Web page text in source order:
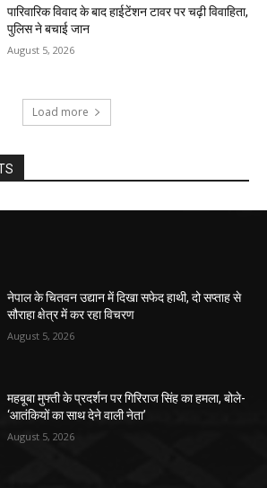
पारिवारिक विवाद के बाद हाईटेंशन टावर पर चढ़ी विवाहिता,
पुलिस ने बचाई जान
August 5, 2026
Load more
नेपाल के चितवन उद्यान में दिखा सफेद हाथी, दो सप्ताह से
सौराहा क्षेत्र में कर रहा विचरण
August 5, 2026
महबूबा मुफ्ती के प्रदर्शन पर गिरिराज सिंह का हमला, बोले-
‘आतंकियों का साथ देने वाली नेता’
August 5, 2026